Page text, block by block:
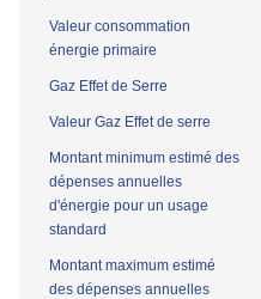
Valeur consommation
énergie primaire
Gaz Effet de Serre
Valeur Gaz Effet de serre
Montant minimum estimé des
dépenses annuelles
d'énergie pour un usage
standard
Montant maximum estimé
des dépenses annuelles